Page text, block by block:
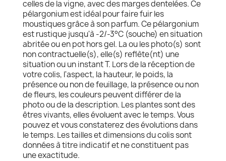
celles de la vigne, avec des marges dentelées. Ce
pélargonium est idéal pour faire fuir les
moustiques grâce à son parfum. Ce pélargonium
est rustique jusqu'à -2/-3°C (souche) en situation
abritée ou en pot hors gel. La ou les photo(s) sont
non contractuelle(s), elle(s) reflète(nt) une
situation ou un instant T. Lors de la réception de
votre colis, l'aspect, la hauteur, le poids, la
présence ou non de feuillage, la présence ou non
de fleurs, les couleurs peuvent différer de la
photo ou de la description. Les plantes sont des
êtres vivants, elles évoluent avec le temps. Vous
pouvez et vous constaterez des évolutions dans
le temps. Les tailles et dimensions du colis sont
données à titre indicatif et ne constituent pas
une exactitude.